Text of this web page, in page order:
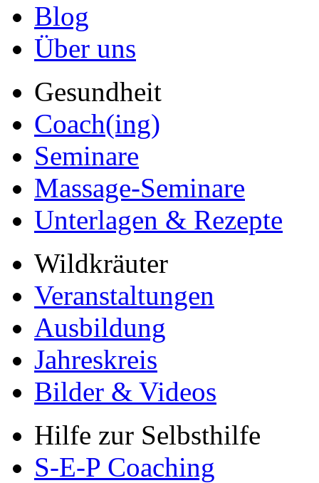
Blog
Über uns
Gesundheit
Coach(ing)
Seminare
Massage-Seminare
Unterlagen & Rezepte
Wildkräuter
Veranstaltungen
Ausbildung
Jahreskreis
Bilder & Videos
Hilfe zur Selbsthilfe
S-E-P Coaching